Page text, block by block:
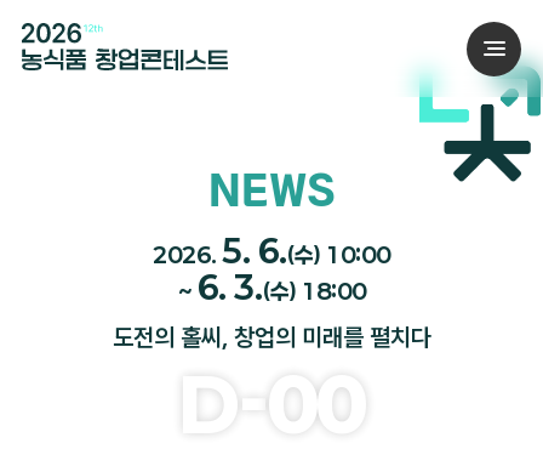
NEWS
2026. 5. 6.(수) 10:00
~ 6. 3.(수) 18:00
도전의 홀씨, 창업의 미래를 펼치다
D-00